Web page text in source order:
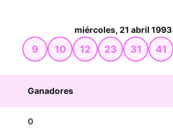
miércoles, 21 abril 1993
9 10 12 23 31 41
Ganadores
0